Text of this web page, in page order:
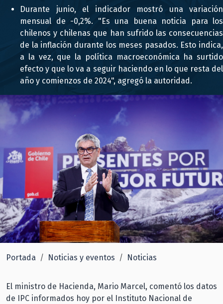
Durante junio, el indicador mostró una variación
mensual de -0,2%. "Es una buena noticia para los
chilenos y chilenas que han sufrido las consecuencias
de la inflación durante los meses pasados. Esto indica,
a la vez, que la política macroeconómica ha surtido
efecto y que lo va a seguir haciendo en lo que resta del
año y comienzos de 2024", agregó la autoridad.
Portada Noticias y eventos Noticias
El ministro de Hacienda, Mario Marcel, comentó los datos
de IPC informados hoy por el Instituto Nacional de